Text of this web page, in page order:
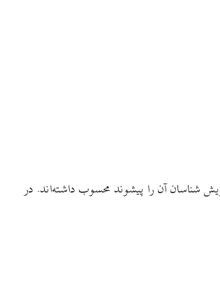
شناسان آن را پیشوند محسوب داشته‌اند. در